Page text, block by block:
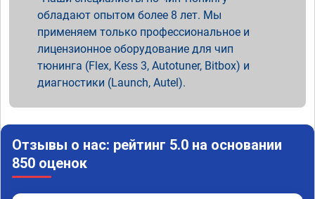
обладают опытом более 8 лет. Мы
применяем только профессиональное и
лицензионное оборудование для чип
тюнинга (Flex, Kess 3, Autotuner, Bitbox) и
диагностики (Launch, Autel).
Отзывы о нас: рейтинг 5.0 на основании
850 оценок